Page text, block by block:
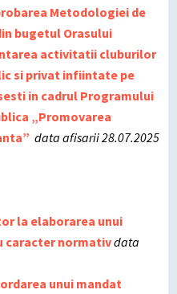
Metodologiei de
bugetul Orasului
activitatii cluburilor
si privat infiintate pe
in cadrul Programului
„Promovarea
data afisarii 28.07.2025
la elaborarea unui
caracter normativdata
unui mandat